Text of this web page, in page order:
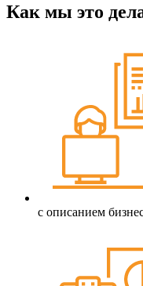
Как мы это
с описанием